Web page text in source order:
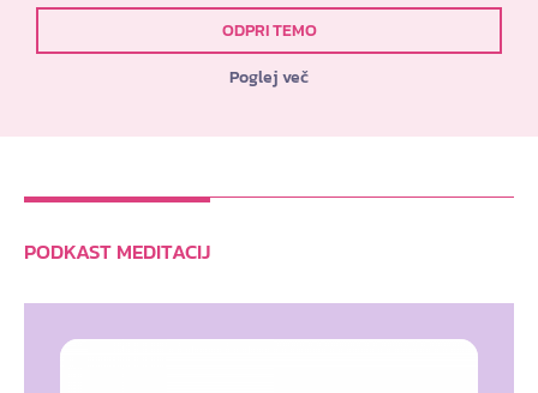
ODPRI TEMO
Poglej več
PODKAST MEDITACIJ